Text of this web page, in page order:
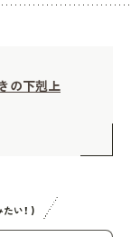
の下剋上
い！ )